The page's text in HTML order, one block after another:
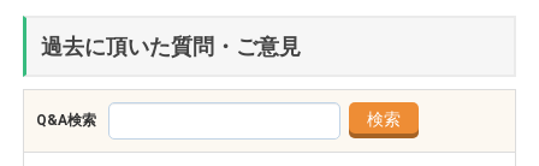
過去に頂いた質問・ご意見
Q&A検索